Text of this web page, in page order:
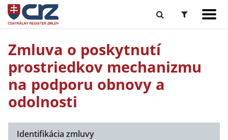
Zmluva o poskytnutí
prostriedkov mechanizmu
na podporu obnovy a
odolnosti
Identifikácia zmluvy